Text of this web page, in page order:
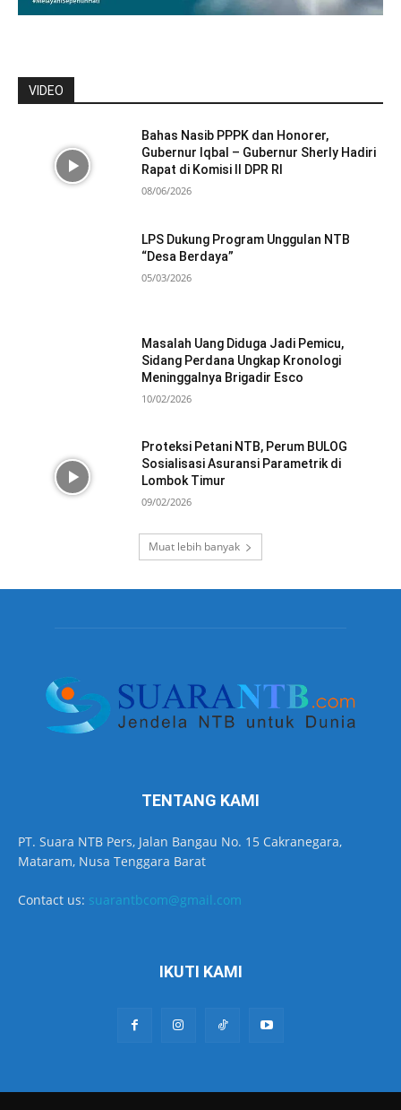
VIDEO
Bahas Nasib PPPK dan Honorer,
Gubernur Iqbal – Gubernur Sherly Hadiri
Rapat di Komisi II DPR RI
08/06/2026
LPS Dukung Program Unggulan NTB
“Desa Berdaya”
05/03/2026
Masalah Uang Diduga Jadi Pemicu,
Sidang Perdana Ungkap Kronologi
Meninggalnya Brigadir Esco
10/02/2026
Proteksi Petani NTB, Perum BULOG
Sosialisasi Asuransi Parametrik di
Lombok Timur
09/02/2026
Muat lebih banyak
TENTANG KAMI
PT. Suara NTB Pers, Jalan Bangau No. 15 Cakranegara,
Mataram, Nusa Tenggara Barat
Contact us: suarantbcom@gmail.com
IKUTI KAMI